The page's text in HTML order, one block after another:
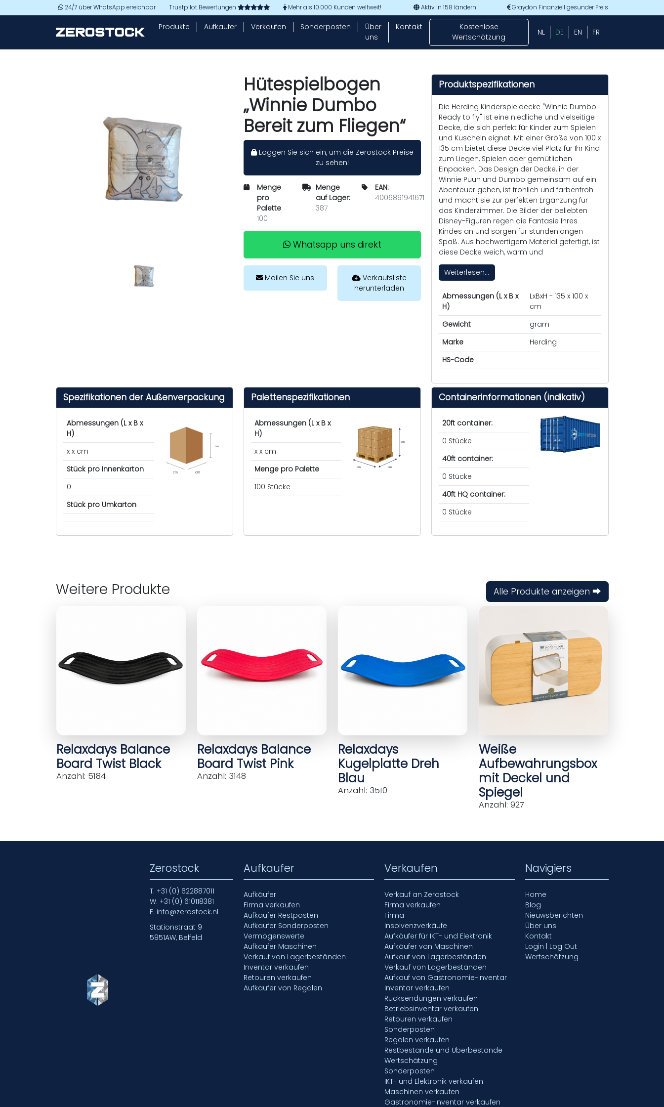
Skip to main content24/7 über WhatsApp erreichbar Trustpilot Bewertungen Mehr als 10.000 Kunden weltweit! Aktiv in 158 ländern Graydon Finanziell gesunder Preis
Produkte Aufkaufer Verkaufen Sonderposten
Über
uns
Kontakt
Kostenlose
Wertschätzung
NL DE EN FR
Hütespielbogen
„Winnie Dumbo
Bereit zum Fliegen“
Loggen Sie sich ein, um die Zerostock Preise
zu sehen!
Menge
pro
Palette
100
Menge
auf Lager:
387
EAN:
4006891941671
Whatsapp uns direkt
Mailen Sie uns
Verkaufsliste
herunterladen
Produktspezifikationen
Die Herding Kinderspieldecke "Winnie Dumbo
Ready to fly" ist eine niedliche und vielseitige
Decke, die sich perfekt für Kinder zum Spielen
und Kuscheln eignet. Mit einer Größe von 100 x
135 cm bietet diese Decke viel Platz für Ihr Kind
zum Liegen, Spielen oder gemütlichen
Einpacken. Das Design der Decke, in der
Winnie Puuh und Dumbo gemeinsam auf ein
Abenteuer gehen, ist fröhlich und farbenfroh
und macht sie zur perfekten Ergänzung für
das Kinderzimmer. Die Bilder der beliebten
Disney-Figuren regen die Fantasie Ihres
Kindes an und sorgen für stundenlangen
Spaß. Aus hochwertigem Material gefertigt, ist
diese Decke weich, warm und
Weiterlesen...
Abmessungen (L x B x
H)
LxBxH - 135 x 100 x
cm
Gewicht
gram
Marke
Herding
HS-Code
Spezifikationen der Außenverpackung
Abmessungen (L x B x
H)
x x cm
Stück pro Innenkarton
0
Stück pro Umkarton
cm cm
cm
Palettenspezifikationen
Abmessungen (L x B x
H)
x x cm
Menge pro Palette
100 Stücke
cm cm
cm
Containerinformationen (indikativ)
20ft container:
0 Stücke
40ft container:
0 Stücke
40ft HQ container:
0 Stücke
Weitere Produkte Alle Produkte anzeigen ⮕
Relaxdays Balance
Board Twist Black
Anzahl: 5184
Relaxdays Balance
Board Twist Pink
Anzahl: 3148
Relaxdays
Kugelplatte Dreh
Blau
Anzahl: 3510
Weiße
Aufbewahrungsbox
mit Deckel und
Spiegel
Anzahl: 927
Zerostock
T. +31 (0) 622887011
W. +31 (0) 610118381
E. info@zerostock.nl
Stationstraat 9
5951AW, Belfeld
Aufkaufer
Aufkäufer
Firma verkaufen
Aufkaufer Restposten
Aufkaufer Sonderposten
Vermögenswerte
Aufkaufer Maschinen
Verkauf von Lagerbeständen
Inventar verkaufen
Retouren verkaufen
Aufkaufer von Regalen
Verkaufen
Verkauf an Zerostock
Firma verkaufen
Firma
Insolvenzverkäufe
Aufkäufer für IKT- und Elektronik
Aufkäufer von Maschinen
Aufkauf von Lagerbeständen
Verkauf von Lagerbeständen
Aufkauf von Gastronomie-Inventar
Inventar verkaufen
Rücksendungen verkaufen
Betriebsinventar verkaufen
Retouren verkaufen
Sonderposten
Regalen verkaufen
Restbestande und Überbestande
Wertschätzung
Sonderposten
IKT- und Elektronik verkaufen
Maschinen verkaufen
Gastronomie-Inventar verkaufen
Navigiers
Home
Blog
Nieuwsberichten
Über uns
Kontakt
Login | Log Out
Wertschätzung